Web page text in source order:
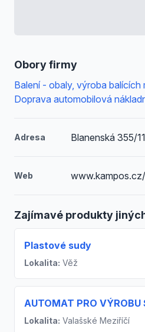
Obory firmy
Balení - obaly, výroba balících
Doprava automobilová
Adresa Blanenská 355/
Web www.kampos.cz/
Zajímavé produkty
Plastové sudy
Lokalita: Věž
AUTOMAT PRO VÝROBU
Lokalita: Valašské Meziříčí